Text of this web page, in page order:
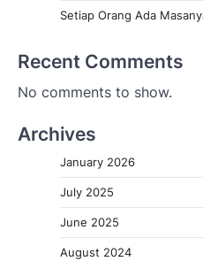
Setiap Orang Ada
Recent Comments
No comments to show.
Archives
January 2026
July 2025
June 2025
August 2024